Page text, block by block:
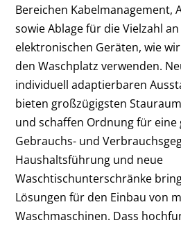
Bereichen Kabelmanagement,
sowie Ablage für die Vielzahl
elektronischen Geräten, wie
den Waschplatz verwenden.
individuell adaptierbaren
bieten großzügigsten
und schaffen Ordnung für eine
Gebrauchs- und
Haushaltsführung und neue
Waschtischunterschränke
Lösungen für den Einbau von
Waschmaschinen. Dass